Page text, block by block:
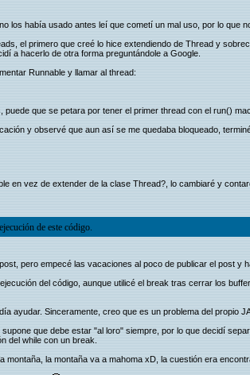
los había usado antes leí que cometí un mal uso, por lo que
el primero que creé lo hice extendiendo de Thread y
a hacerlo de otra forma preguntándole a Google.
Runnable y llamar al thread:
que se petara por tener el primer thread con el run()
y observé que aun así se me quedaba bloqueado,
en vez de extender de la clase Thread?, lo cambiaré y
de este código.
pero empecé las vacaciones al poco de publicar el post y
del código, aunque utilicé el break tras cerrar los
ayudar. Sinceramente, creo que es un problema del propio
que debe estar "al loro" siempre, por lo que decidí
del while con un break.
montaña, la montaña va a mahoma xD, la cuestión era